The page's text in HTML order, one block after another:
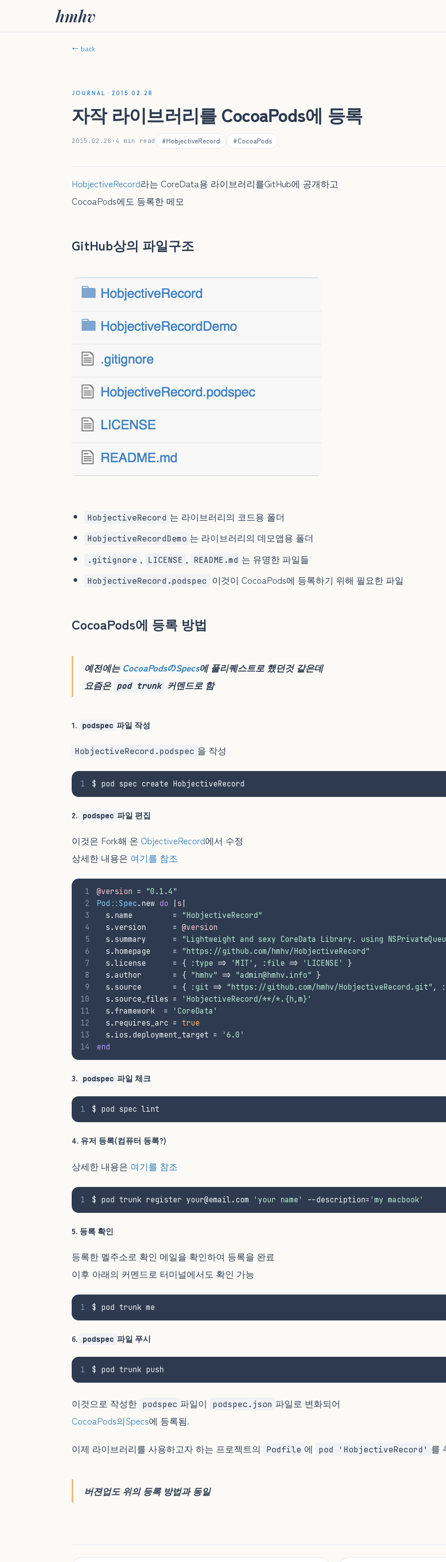
hmhv
← back
JOURNAL · 2015.02.28
자작 라이브러리를 CocoaPods에 등록
2015.02.28 · 4 min read #HobjectiveRecord #CocoaPods
HobjectiveRecord라는 CoreData용 라이브러리를GitHub에 공개하고
CocoaPods에도 등록한 메모
GitHub상의 파일구조
HobjectiveRecord 는 라이브러리의 코드용 폴더
HobjectiveRecordDemo 는 라이브러리의 데모앱용 폴더
.gitignore , LICENSE , README.md 는 유명한 파일들
HobjectiveRecord.podspec 이것이 CocoaPods에 등록하기 위해 필요한 파일
CocoaPods에 등록 방법
예전에는 CocoaPodsのSpecs에 풀리퀘스트로 했던것 같은데
요즘은 pod trunk 커멘드로 함
1. podspec 파일 작성
HobjectiveRecord.podspec 을 작성
1 $ pod spec create HobjectiveRecord
2. podspec 파일 편집
이것은 Fork해 온 ObjectiveRecord에서 수정
상세한 내용은 여기를 참조
1
2
3
4
5
6
7
8
9
10
11
12
13
14
@version = "0.1.4"
Pod::Spec .new do s
  s.name         =
"HobjectiveRecord"
  s.version      =
@version
  s.summary      =
"Lightweight and sexy CoreData Library. using
  s.homepage     =
"https://github.com/hmhv/HobjectiveRecord"
  s.license      = {
:type => 'MIT' , :file => 'LICENSE'
}
  s.author       = {
"hmhv" => "admin@hmhv.info" }
  s.source       = {
:git => "https://github.com/hmhv/HobjectiveRecord.git" ,
  s.source_files =
'HobjectiveRecord/**/*.{h,m}'
  s.framework  =
'CoreData'
  s.requires_arc =
true
  s.ios.deployment_target =
'6.0'
end
3. podspec 파일 체크
1 $ pod spec lint
4. 유저 등록(컴퓨터 등록?)
상세한 내용은 여기를 참조
1 $ pod trunk register your@email.com 'your name' --description= 'my macbook'
5. 등록 확인
등록한 멜주소로 확인 메일을 확인하여 등록을 완료
이후 아래의 커멘드로 터미널에서도 확인 가능
1 $ pod trunk me
6. podspec 파일 푸시
1 $ pod trunk push
이것으로 작성한 podspec 파일이 podspec.json 파일로 변화되어
CocoaPods의Specs에 등록됨.
이제 라이브러리를 사용하고자 하는 프로젝트의 Podfile 에 pod 'HobjectiveRecord' 를
버젼업도 위의 등록 방법과 동일